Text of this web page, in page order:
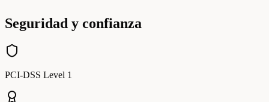
Seguridad y confianza
PCI-DSS Level 1